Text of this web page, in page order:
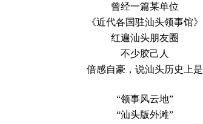
曾经一篇某单位
《近代各国驻汕头领事馆》
红遍汕头朋友圈
不少胶己人
倍感自豪，说汕头历史上是
“领事风云地”
“汕头版外滩”